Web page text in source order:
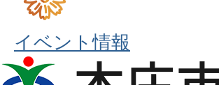
イベント情報
本